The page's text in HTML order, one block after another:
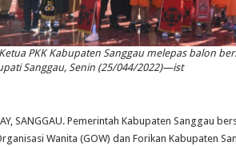
PKK Kabupaten Sanggau melepas balon
Sanggau, Senin (25/044/2022)—ist
SANGGAU. Pemerintah Kabupaten Sanggau
Wanita (GOW) dan Forikan Kabupaten